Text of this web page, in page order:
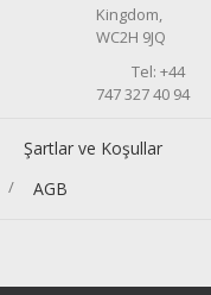
Kingdom,
WC2H 9JQ
Tel: +44
747 327 40 94
Şartlar ve Koşullar
/ AGB